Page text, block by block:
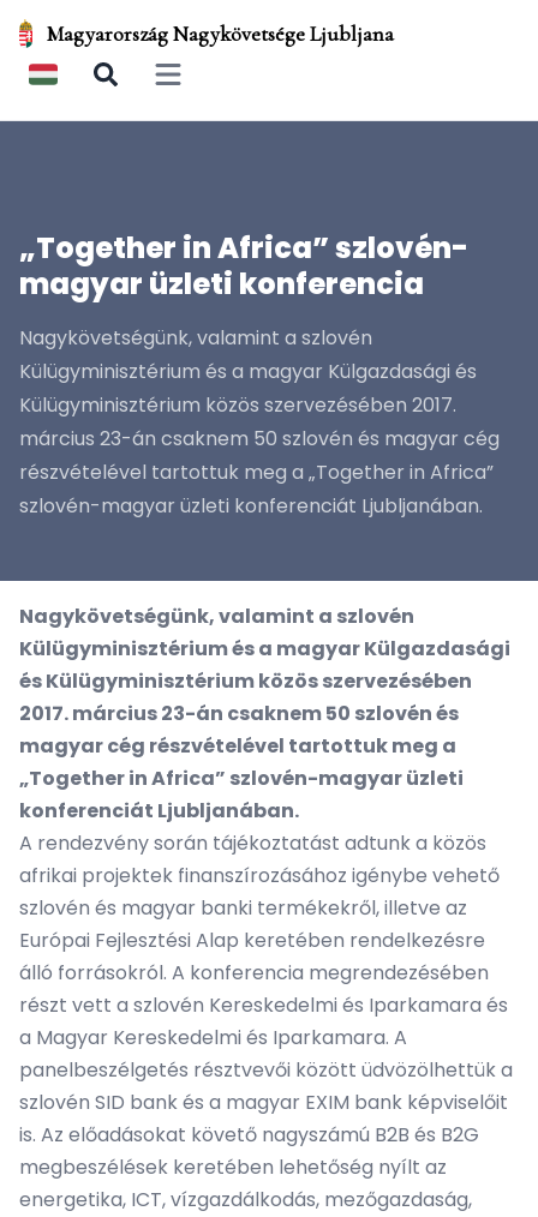
Magyarország Nagykövetsége Ljubljana
Open main menu
„Together in Africa” szlovén-
magyar üzleti konferencia
Nagykövetségünk, valamint a szlovén
Külügyminisztérium és a magyar Külgazdasági és
Külügyminisztérium közös szervezésében 2017.
március 23-án csaknem 50 szlovén és magyar cég
részvételével tartottuk meg a „Together in Africa”
szlovén-magyar üzleti konferenciát Ljubljanában.
Nagykövetségünk, valamint a szlovén
Külügyminisztérium és a magyar Külgazdasági
és Külügyminisztérium közös szervezésében
2017. március 23-án csaknem 50 szlovén és
magyar cég részvételével tartottuk meg a
„Together in Africa” szlovén-magyar üzleti
konferenciát Ljubljanában.
A rendezvény során tájékoztatást adtunk a közös
afrikai projektek finanszírozásához igénybe vehető
szlovén és magyar banki termékekről, illetve az
Európai Fejlesztési Alap keretében rendelkezésre
álló forrásokról. A konferencia megrendezésében
részt vett a szlovén Kereskedelmi és Iparkamara és
a Magyar Kereskedelmi és Iparkamara. A
panelbeszélgetés résztvevői között üdvözölhettük a
szlovén SID bank és a magyar EXIM bank képviselőit
is. Az előadásokat követő nagyszámú B2B és B2G
megbeszélések keretében lehetőség nyílt az
energetika, ICT, vízgazdálkodás, mezőgazdaság,